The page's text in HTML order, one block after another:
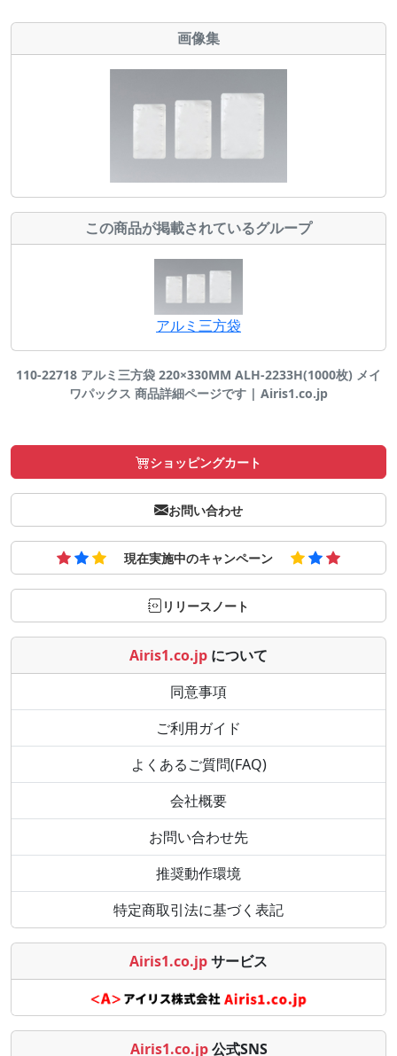
画像集
この商品が掲載されているグループ
アルミ三方袋
110-22718 アルミ三方袋 220×330MM ALH-2233H(1000枚) メイ
ワパックス 商品詳細ページです | Airis1.co.jp
ショッピングカート
お問い合わせ
現在実施中のキャンペーン
リリースノート
Airis1.co.jp について
同意事項
ご利用ガイド
よくあるご質問(FAQ)
会社概要
お問い合わせ先
推奨動作環境
特定商取引法に基づく表記
Airis1.co.jpサービス
Airis1.co.jp 公式SNS